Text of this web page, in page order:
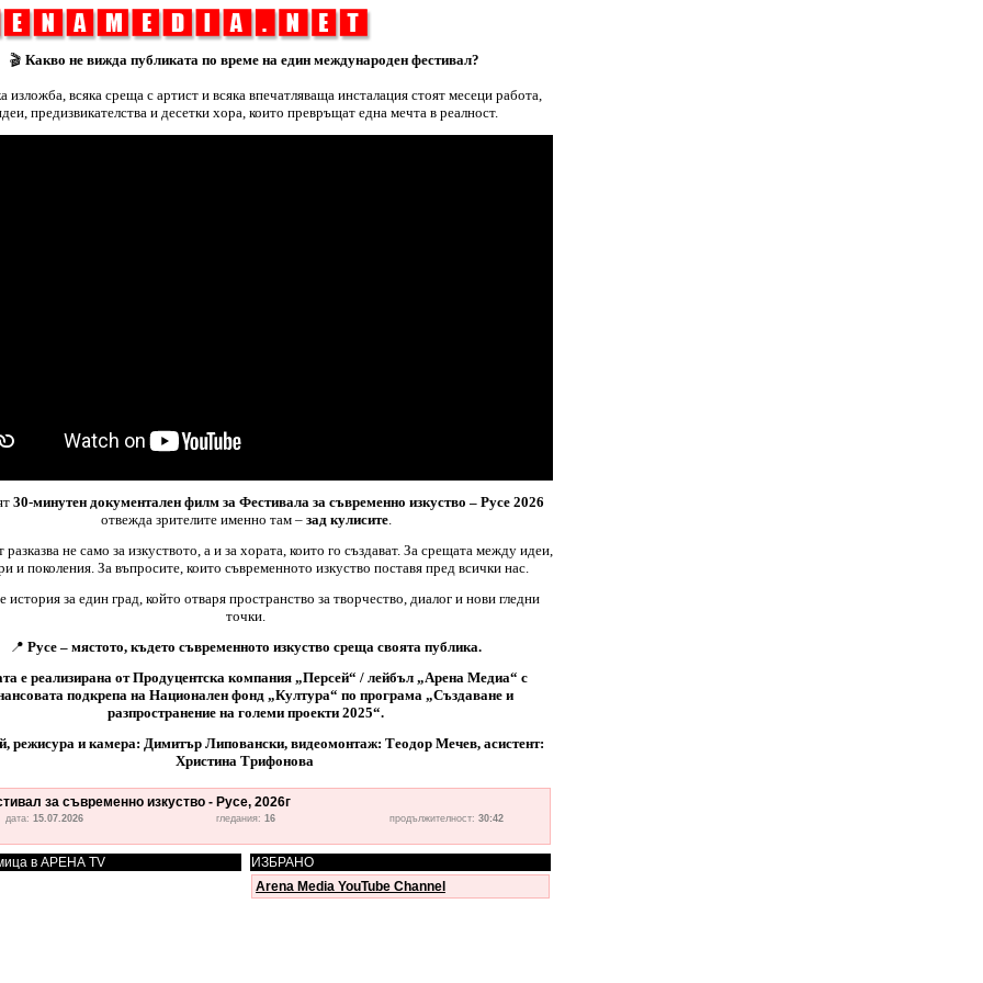
🎬 Какво не вижда публиката по време на един международен фестивал?
изложба, всяка среща с артист и всяка впечатляваща инсталация стоят месеци работа,
предизвикателства и десетки хора, които превръщат една мечта в реалност.
30-минутен документален филм за Фестивала за съвременно изкуство – Русе 2026
отвежда зрителите именно там – зад кулисите.
не само за изкуството, а и за хората, които го създават. За срещата между идеи,
и поколения. За въпросите, които съвременното изкуство поставя пред всички нас.
история за един град, който отваря пространство за творчество, диалог и нови гледни
точки.
📍 Русе – мястото, където съвременното изкуство среща своята публика.
е реализирана от Продуцентска компания „Персей“ / лейбъл „Арена Медиа“ с
подкрепа на Национален фонд „Култура“ по програма „Създаване и
разпространение на големи проекти 2025“.
режисура и камера: Димитър Липовански, видеомонтаж: Теодор Мечев, асистент:
Христина Трифонова
за съвременно изкуство - Русе, 2026г
дата: 15.07.2026 гледания: 16 продължителност: 30:42
в АРЕНА TV
ИЗБРАНО
Arena Media YouTube Channel